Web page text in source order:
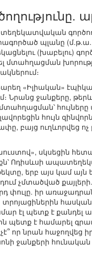
պլանը (մ.թ.ա.
(խաբելու)
մտահղացման
«Իլիական»
Նրանց ջանքերը,
հույն
բայց ուղևորվեց
սկսեցին
Ոդիսևսի
երբ այս կամ այն
չմտածված
փուլը. իր
էլ պետք է քանդել
պետք է համարել
որ նրան հաջողվեց
ջանքերի